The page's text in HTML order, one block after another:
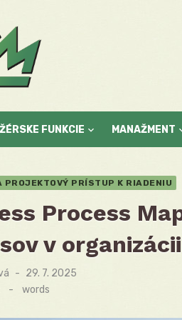
FUNKCIE MANAŽMENT
PROJEKTOVÝ PRÍSTUP K RIADENIU
Process
v
Posted
on
29. 7. 2025
- words